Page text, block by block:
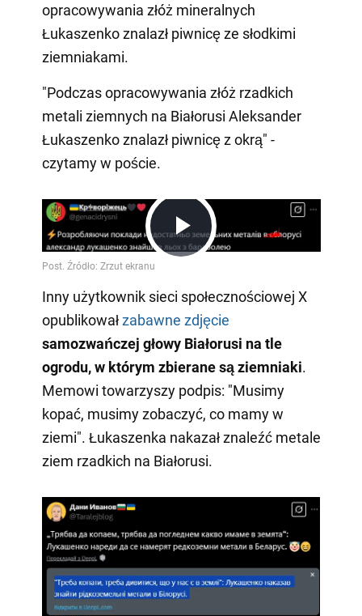
opracowywania złóż mineralnych
Łukaszenko znalazł piwnicę ze słodkimi
ziemniakami.
"Podczas opracowywania złóż rzadkich
metali ziemnych na Białorusi Aleksander
Łukaszenko znalazł piwnicę z okrą" -
czytamy w poście.
Play
Video
Inny użytkownik sieci społecznościowej X
opublikowałzabawne zdjęcie
samozwańczej głowy Białorusi na tle
ogrodu, w którym zbierane są ziemniaki.
Memowi towarzyszy podpis: "Musimy
kopać, musimy zobaczyć, co mamy w
ziemi". Łukaszenka nakazał znaleźć metale
ziem rzadkich na Białorusi.